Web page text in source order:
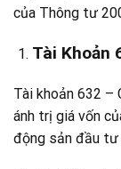
của Thông tư
Tài Khoản
Tài khoản 632 –
ánh trị giá vốn
động sản đầu